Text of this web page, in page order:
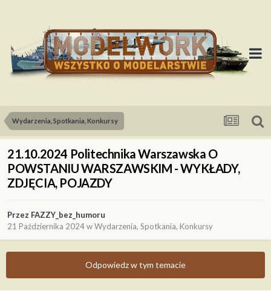
Wydarzenia, Spotkania, Konkursy
21.10.2024 Politechnika Warszawska O
POWSTANIU WARSZAWSKIM - WYKŁADY,
ZDJĘCIA, POJAZDY
Przez FAZZY_bez_humoru
21 Października 2024wWydarzenia, Spotkania, Konkursy
Odpowiedz w tym temacie